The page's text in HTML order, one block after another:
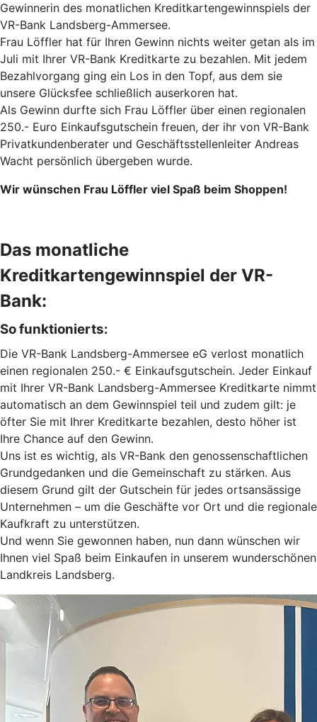
Gewinnerin des monatlichen Kreditkartengewinnspiels der
VR-Bank Landsberg-Ammersee.
Frau Löffler hat für Ihren Gewinn nichts weiter getan als im
Juli mit Ihrer VR-Bank Kreditkarte zu bezahlen. Mit jedem
Bezahlvorgang ging ein Los in den Topf, aus dem sie
unsere Glücksfee schließlich auserkoren hat.
Als Gewinn durfte sich Frau Löffler über einen regionalen
250.- Euro Einkaufsgutschein freuen, der ihr von VR-Bank
Privatkundenberater und Geschäftsstellenleiter Andreas
Wacht persönlich übergeben wurde.
Wir wünschen Frau Löffler viel Spaß beim Shoppen!
Das monatliche
Kreditkartengewinnspiel der VR-
Bank:
So funktionierts:
Die VR-Bank Landsberg-Ammersee eG verlost monatlich
einen regionalen 250.- € Einkaufsgutschein. Jeder Einkauf
mit Ihrer VR-Bank Landsberg-Ammersee Kreditkarte nimmt
automatisch an dem Gewinnspiel teil und zudem gilt: je
öfter Sie mit Ihrer Kreditkarte bezahlen, desto höher ist
Ihre Chance auf den Gewinn.
Uns ist es wichtig, als VR-Bank den genossenschaftlichen
Grundgedanken und die Gemeinschaft zu stärken. Aus
diesem Grund gilt der Gutschein für jedes ortsansässige
Unternehmen – um die Geschäfte vor Ort und die regionale
Kaufkraft zu unterstützen.
Und wenn Sie gewonnen haben, nun dann wünschen wir
Ihnen viel Spaß beim Einkaufen in unserem wunderschönen
Landkreis Landsberg.